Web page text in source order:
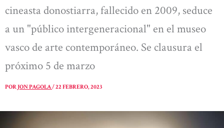
cineasta donostiarra, fallecido en 2009, seduce
a un "público intergeneracional" en el museo
vasco de arte contemporáneo. Se clausura el
próximo 5 de marzo
PORJON PAGOLA/22 FEBRERO, 2023